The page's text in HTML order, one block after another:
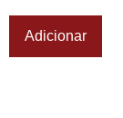
Adicionar